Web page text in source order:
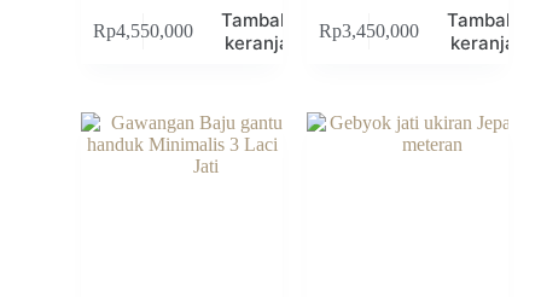
Rp4,550,000
Tambah ke
keranjang
Rp3,450,000
Tambah ke
keranjang